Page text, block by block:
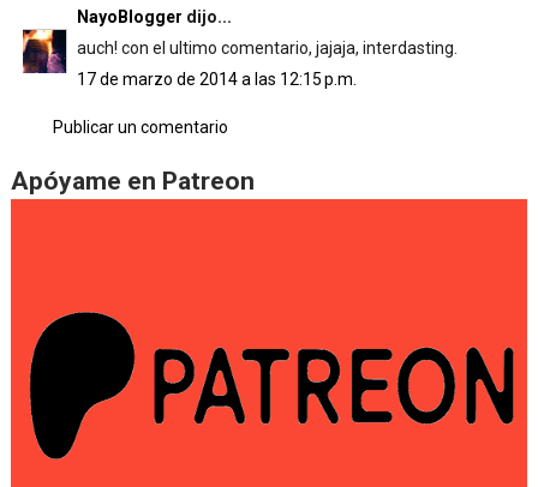
NayoBlogger dijo...
auch! con el ultimo comentario, jajaja, interdasting.
17 de marzo de 2014 a las 12:15 p.m.
Publicar un comentario
Apóyame en Patreon